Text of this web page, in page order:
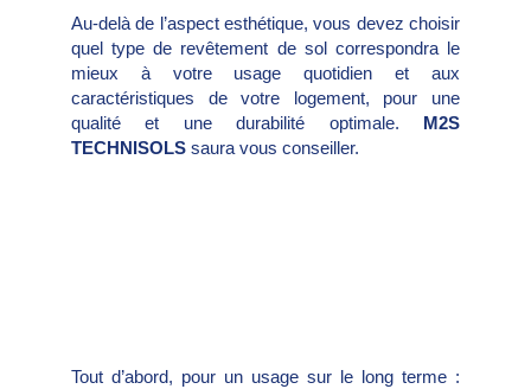
Au-delà de l’aspect esthétique, vous devez choisir
quel type de revêtement de sol correspondra le
mieux à votre usage quotidien et aux
caractéristiques de votre logement, pour une
qualité et une durabilité optimale. M2S
TECHNISOLS saura vous conseiller.
Tout d’abord, pour un usage sur le long terme :